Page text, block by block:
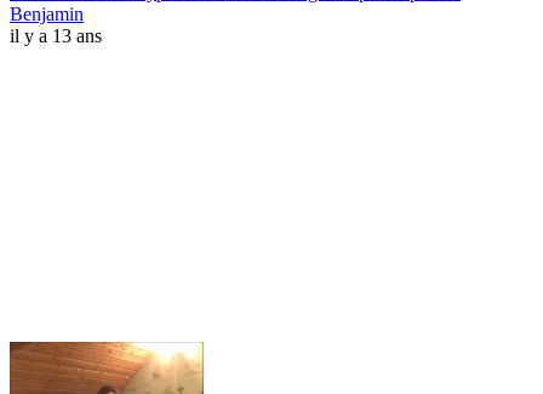
Benjamin
il y a 13 ans